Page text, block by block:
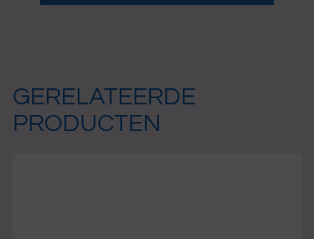
nummer
GERELATEERDE
PRODUCTEN